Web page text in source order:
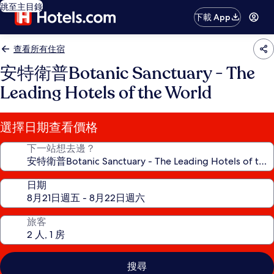
跳至主目錄
下載 App
查看所有住宿
安特衛普Botanic Sanctuary - The
Leading Hotels of the World
選擇日期查看價格
下一站想去邊？
日期
旅客
搜尋